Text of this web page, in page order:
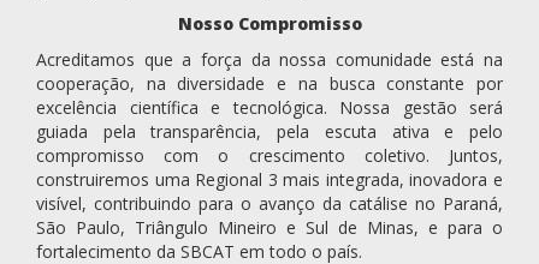
Nosso Compromisso
Acreditamos que a força da nossa comunidade está na
cooperação, na diversidade e na busca constante por
excelência científica e tecnológica. Nossa gestão será
guiada pela transparência, pela escuta ativa e pelo
compromisso com o crescimento coletivo. Juntos,
construiremos uma Regional 3 mais integrada, inovadora e
visível, contribuindo para o avanço da catálise no Paraná,
São Paulo, Triângulo Mineiro e Sul de Minas, e para o
fortalecimento da SBCAT em todo o país.